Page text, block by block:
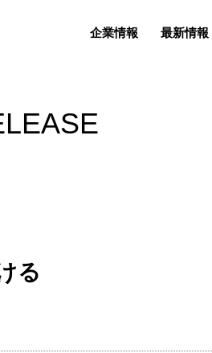
企業情報 最新情報
る